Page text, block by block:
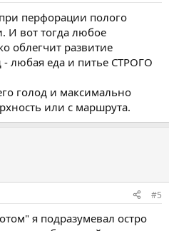
перфорации полого
И вот тогда любое
облегчит развитие
любая еда и питье СТРОГО
голод и максимально
или с маршрута.
#5
я подразумевал остро